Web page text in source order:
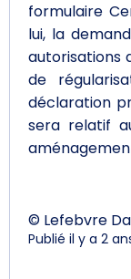
formulaire
lui, la
autorisations
de
déclaration
sera relatif
© Lefebvre
Publié il y a 2